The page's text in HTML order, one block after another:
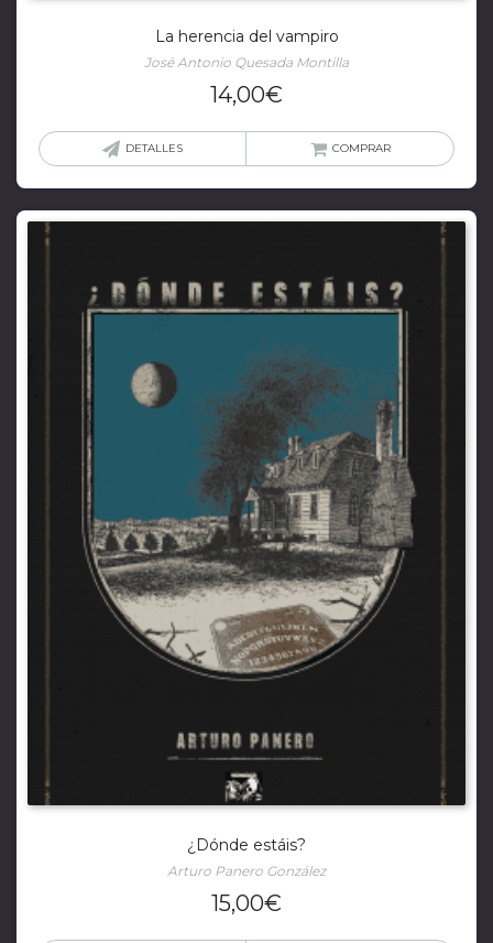
La herencia del vampiro
José Antonio Quesada Montilla
14,00€
DETALLES COMPRAR
¿Dónde estáis?
Arturo Panero González
15,00€